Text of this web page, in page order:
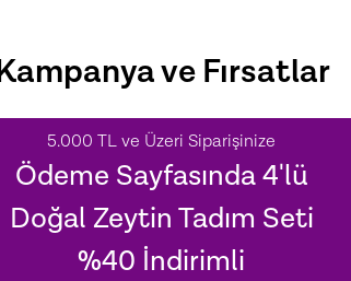
ve Fırsatlar
5.000 TL ve Üzeri Siparişinize
Ödeme Sayfasında 4'lü
Doğal Zeytin Tadım Seti
%40 İndirimli